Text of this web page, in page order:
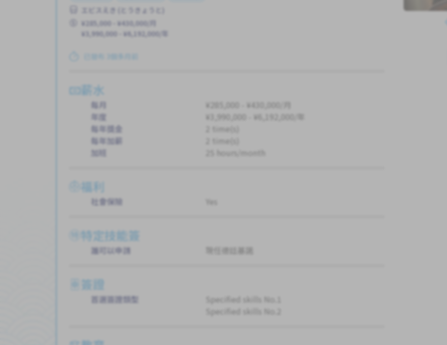
エビスえき (とうきょうと)
¥285,000 - ¥430,000/月
¥3,990,000 - ¥6,192,000/年
已發布 3個多月前
薪水
每月
¥285,000 - ¥430,000/月
年度
¥3,990,000 - ¥6,192,000/年
每年獎金
2 time(s)
每年加薪
2 time(s)
加班
25 hours/month
福利
社會保險 Yes
特定技能簽
誰可以申請 現任德廷基諾
簽證
首選簽證類型
Specified skills No.1
Specified skills No.2